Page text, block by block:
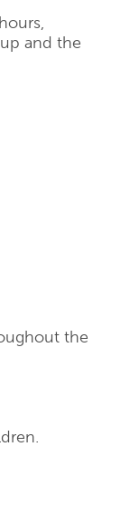
and the
the